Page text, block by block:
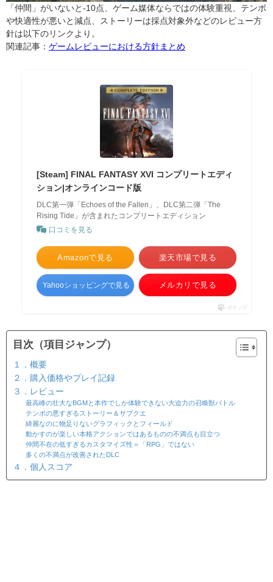
「仲間」がいないと-10点、ゲーム媒体ならではの体験重視、テンポ
や快適性が悪いと減点、ストーリーは採点対象外などのレビュー方
針は以下のリンクより。
関連記事： ゲームレビューにおける方針まとめ
[Steam] FINAL FANTASY XVI コンプリートエディ
ション|オンラインコード版
DLC第一弾「Echoes of the Fallen」、DLC第二弾「The
Rising Tide」が含まれたコンプリートエディション
口コミを見る
Amazonで見る 楽天市場で見る
Yahooショッピングで見る メルカリで見る
ポチップ
目次（項目ジャンプ）
１．概要
２．購入価格やプレイ記録
３．レビュー
最高峰の壮大なBGMと本作でしか体験できない大迫力の召喚獣バトル
テンポの悪すぎるストーリー＆サブクエ
綺麗なのに物足りないグラフィックとフィールド
動かすのが楽しい本格アクションではあるものの不満点も目立つ
仲間不在の低すぎるカスタマイズ性＝「RPG」ではない
多くの不満点が改善されたDLC
４．個人スコア